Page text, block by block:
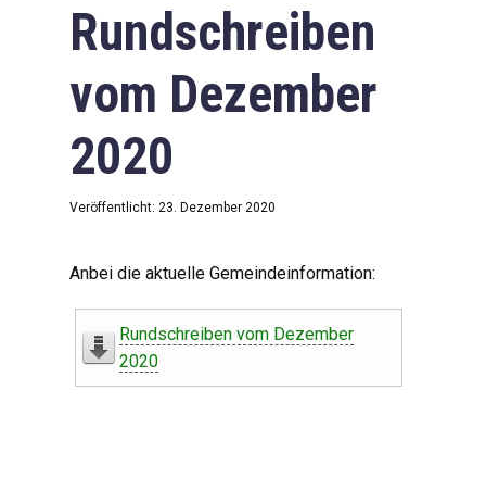
Rundschreiben
vom Dezember
2020
Veröffentlicht: 23. Dezember 2020
Anbei die aktuelle Gemeindeinformation:
Rundschreiben vom Dezember
2020